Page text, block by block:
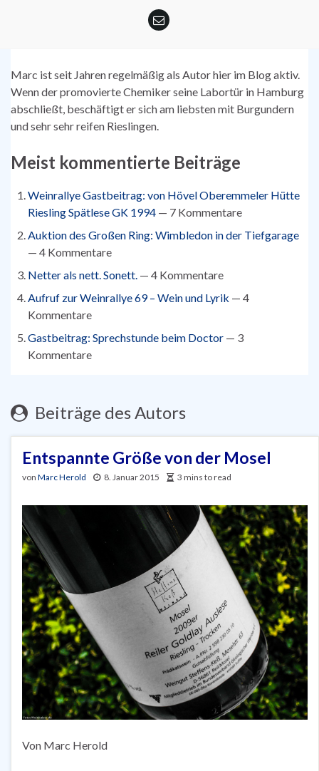
Marc ist seit Jahren regelmäßig als Autor hier im Blog aktiv.
Wenn der promovierte Chemiker seine Labortür in Hamburg
abschließt, beschäftigt er sich am liebsten mit Burgundern
und sehr sehr reifen Rieslingen.
Meist kommentierte Beiträge
Weinrallye Gastbeitrag: von Hövel Oberemmeler Hütte
Riesling Spätlese GK 1994 — 7 Kommentare
Auktion des Großen Ring: Wimbledon in der Tiefgarage
— 4 Kommentare
Netter als nett. Sonett. — 4 Kommentare
Aufruf zur Weinrallye 69 – Wein und Lyrik — 4
Kommentare
Gastbeitrag: Sprechstunde beim Doctor — 3
Kommentare
Beiträge des Autors
Entspannte Größe von der Mosel
von Marc Herold 8. Januar 2015 3 mins to read
Von Marc Herold